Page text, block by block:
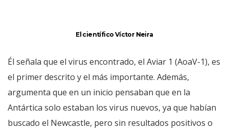
El científico Víctor Neira
Él señala que el virus encontrado, el Aviar 1 (AoaV-1), es
el primer descrito y el más importante. Además,
argumenta que en un inicio pensaban que en la
Antártica solo estaban los virus nuevos, ya que habían
buscado el Newcastle, pero sin resultados positivos o